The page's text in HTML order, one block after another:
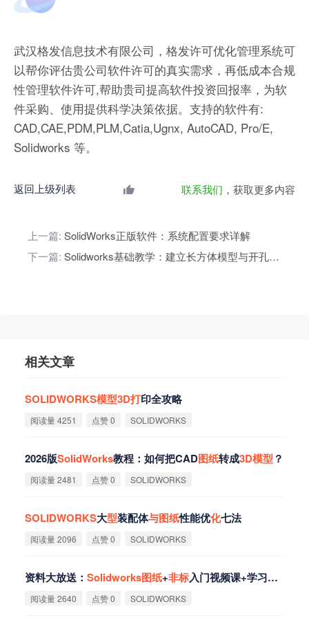
武汉格发信息技术有限公司，格发许可优化管理系统可
以帮你评估贵公司软件许可的真实需求，再低成本合规
性管理软件许可,帮助贵司提高软件投资回报率，为软
件采购、使用提供科学决策依据。支持的软件有:
CAD,CAE,PDM,PLM,Catia,Ugnx, AutoCAD, Pro/E,
Solidworks 等。
返回上级列表 联系我们 ，获取更多内容
上一篇: SolidWorks正版软件：系统配置要求详解
下一篇:
Solidworks基础教学：建立长方体模型与开孔技巧
相关文章
SOLIDWORKS模型3D打印全攻略
阅读量 4251 点赞 0 SOLIDWORKS
2026版SolidWorks教程：如何把CAD图纸转成3D模型？
阅读量 2481 点赞 0 SOLIDWORKS
SOLIDWORKS大型装配体与图纸性能优化七法
阅读量 2096 点赞 0 SOLIDWORKS
资料大放送： Solidworks图纸+非标入门视频课+学习笔记
阅读量 2640 点赞 0 SOLIDWORKS